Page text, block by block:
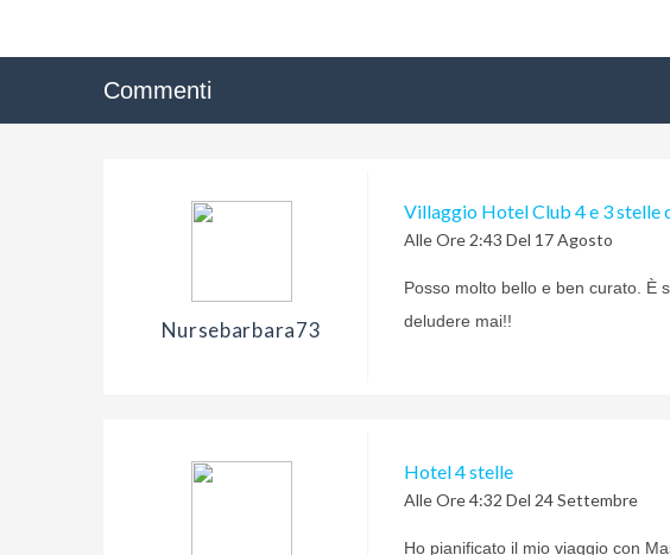
Commenti
Nursebarbara73
Villaggio Hotel Club 4 e 3 stelle
Alle Ore 2:43 Del 17 Agosto
Posso molto bello e ben curato. È
deludere mai!!
Hotel 4 stelle
Alle Ore 4:32 Del 24 Settembre
Ho pianificato il mio viaggio con